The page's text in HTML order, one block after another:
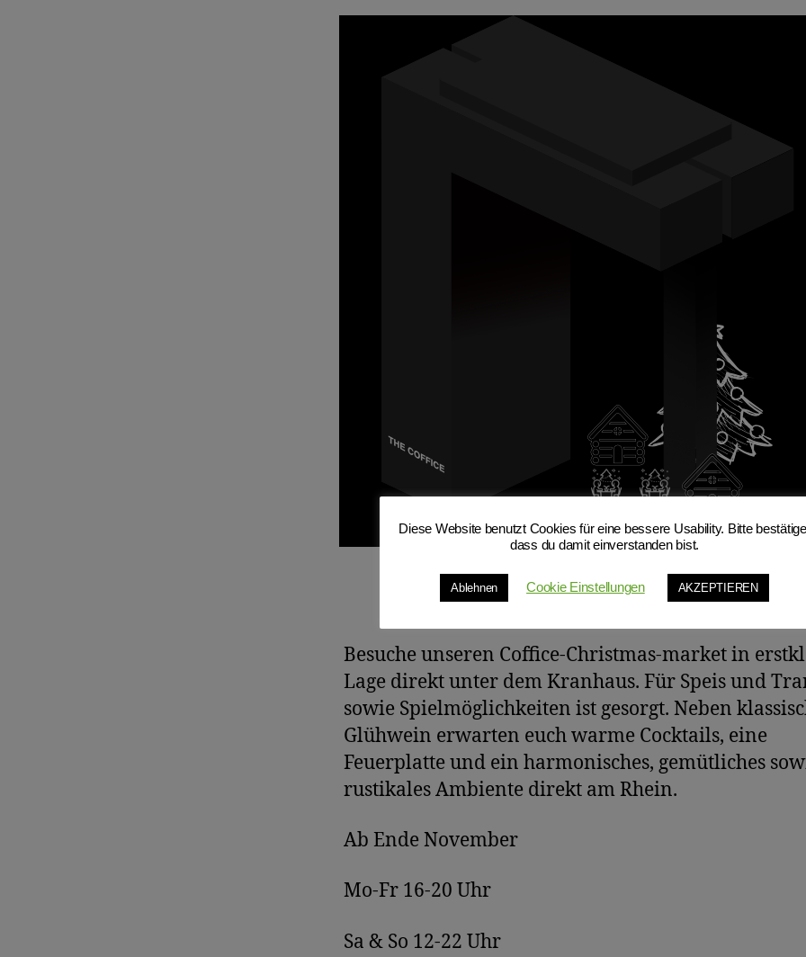
Besuche unseren Coffice-Christmas-market in
Lage direkt unter dem Kranhaus. Für Speis und
sowie Spielmöglichkeiten ist gesorgt. Neben
Glühwein erwarten euch warme Cocktails, eine
Feuerplatte und ein harmonisches, gemütliches
rustikales Ambiente direkt am Rhein.
Ab Ende November
Mo-Fr 16-20 Uhr
Sa & So 12-22 Uhr
Diese Website benutzt Cookies für eine bessere Usability. Bitte
dass du damit einverstanden bist.
Ablehnen Cookie Einstellungen AKZEPTIEREN